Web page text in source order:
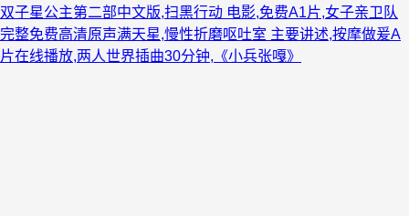
双子星公主第二部中文版,扫黑行动 电影,免费A1片,女子亲卫队
完整免费高清原声满天星,慢性折磨呕吐室 主要讲述,按摩做爰A
片在线播放,两人世界插曲30分钟,《小兵张嘎》